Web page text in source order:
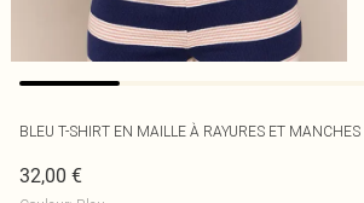
BLEU T-SHIRT EN MAILLE À RAYURES ET
32,00 €